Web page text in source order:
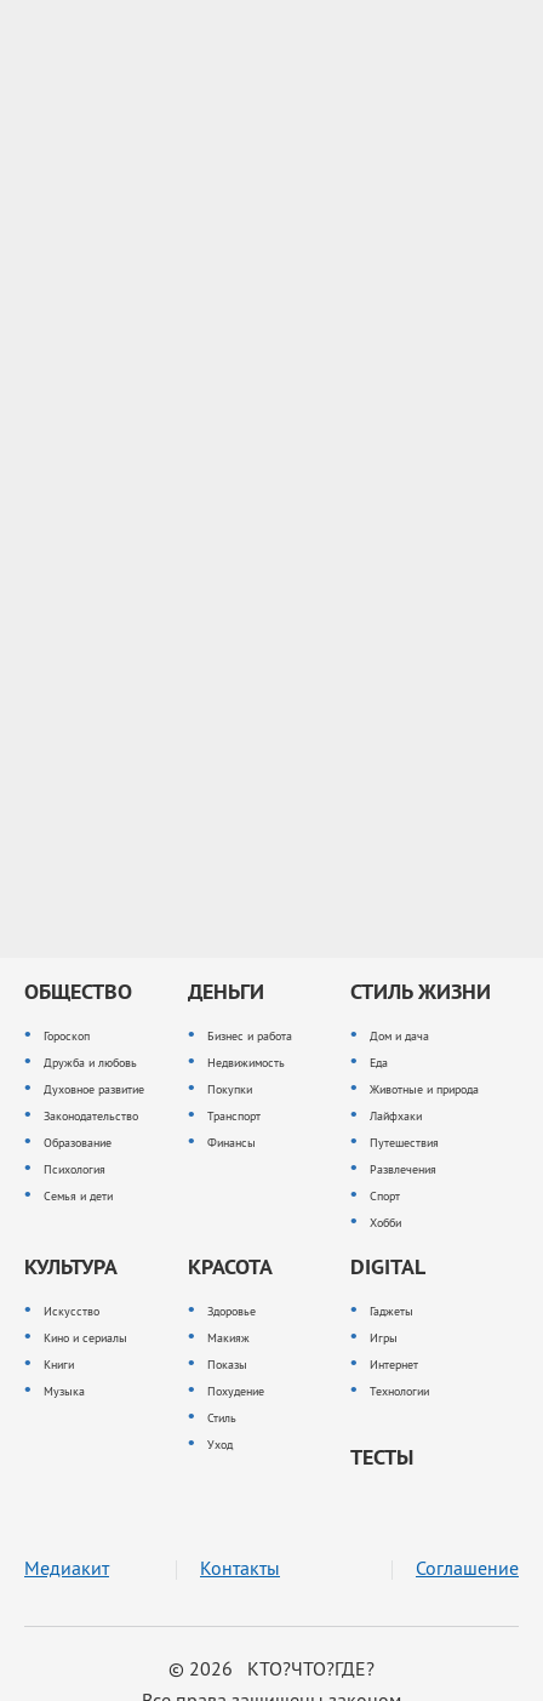
ОБЩЕСТВО
Гороскоп
Дружба и любовь
Духовное развитие
Законодательство
Образование
Психология
Семья и дети
ДЕНЬГИ
Бизнес и работа
Недвижимость
Покупки
Транспорт
Финансы
СТИЛЬ ЖИЗНИ
Дом и дача
Еда
Животные и природа
Лайфхаки
Путешествия
Развлечения
Спорт
Хобби
КУЛЬТУРА
Искусство
Кино и сериалы
Книги
Музыка
КРАСОТА
Здоровье
Макияж
Показы
Похудение
Стиль
Уход
DIGITAL
Гаджеты
Игры
Интернет
Технологии
ТЕСТЫ
© 2026 КТО?ЧТО?ГДЕ?
Медиакит Контакты Соглашение